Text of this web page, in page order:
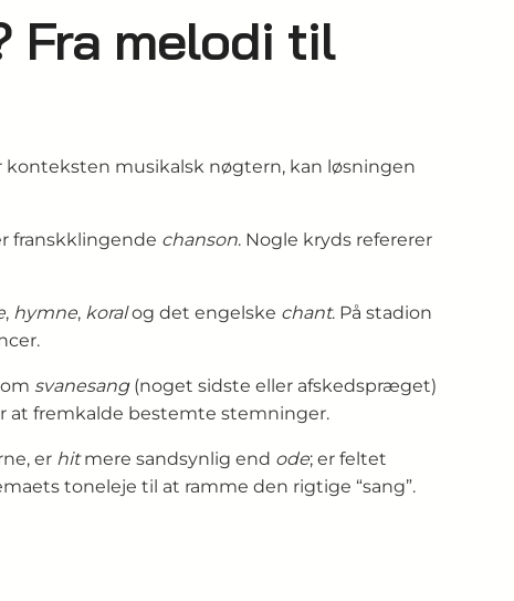
Fra melodi til
musikalsk nøgtern, kan løsningen
fransk­klingende chanson. Nogle kryds refererer
, hymne, koralog det engelske chant. På stadion
svanesang(noget sidste eller afskeds­præget)
at fremkalde bestemte stemninger.
er hitmere sandsynlig end ode; er feltet
toneleje til at ramme den rigtige “sang”.